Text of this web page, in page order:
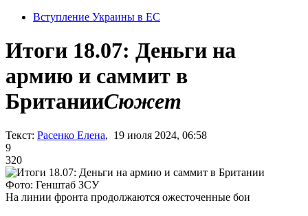
Вступление Украины в ЕС
Итоги 18.07: Деньги на
армию и саммит в
БританииСюжет
Текст: Расенко Елена, 19 июля 2024, 06:58
9
320
Фото: Генштаб ЗСУ
На линии фронта продолжаются ожесточенные бои